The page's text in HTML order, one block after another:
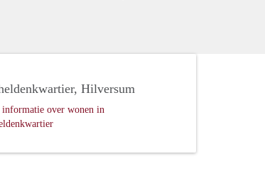
Hilversum
informatie over wonen in